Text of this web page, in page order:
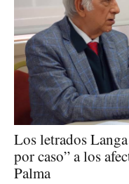
Los letrados
por caso” a los
Palma